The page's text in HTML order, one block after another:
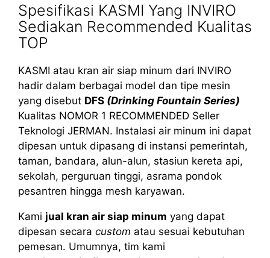
Spesifikasi KASMI Yang INVIRO
Sediakan Recommended Kualitas
TOP
KASMI atau kran air siap minum dari INVIRO
hadir dalam berbagai model dan tipe mesin
yang disebut DFS (Drinking Fountain Series)
Kualitas NOMOR 1 RECOMMENDED Seller
Teknologi JERMAN. Instalasi air minum ini dapat
dipesan untuk dipasang di instansi pemerintah,
taman, bandara, alun-alun, stasiun kereta api,
sekolah, perguruan tinggi, asrama pondok
pesantren hingga mesh karyawan.
Kami jual kran air siap minum yang dapat
dipesan secara custom atau sesuai kebutuhan
pemesan. Umumnya, tim kami